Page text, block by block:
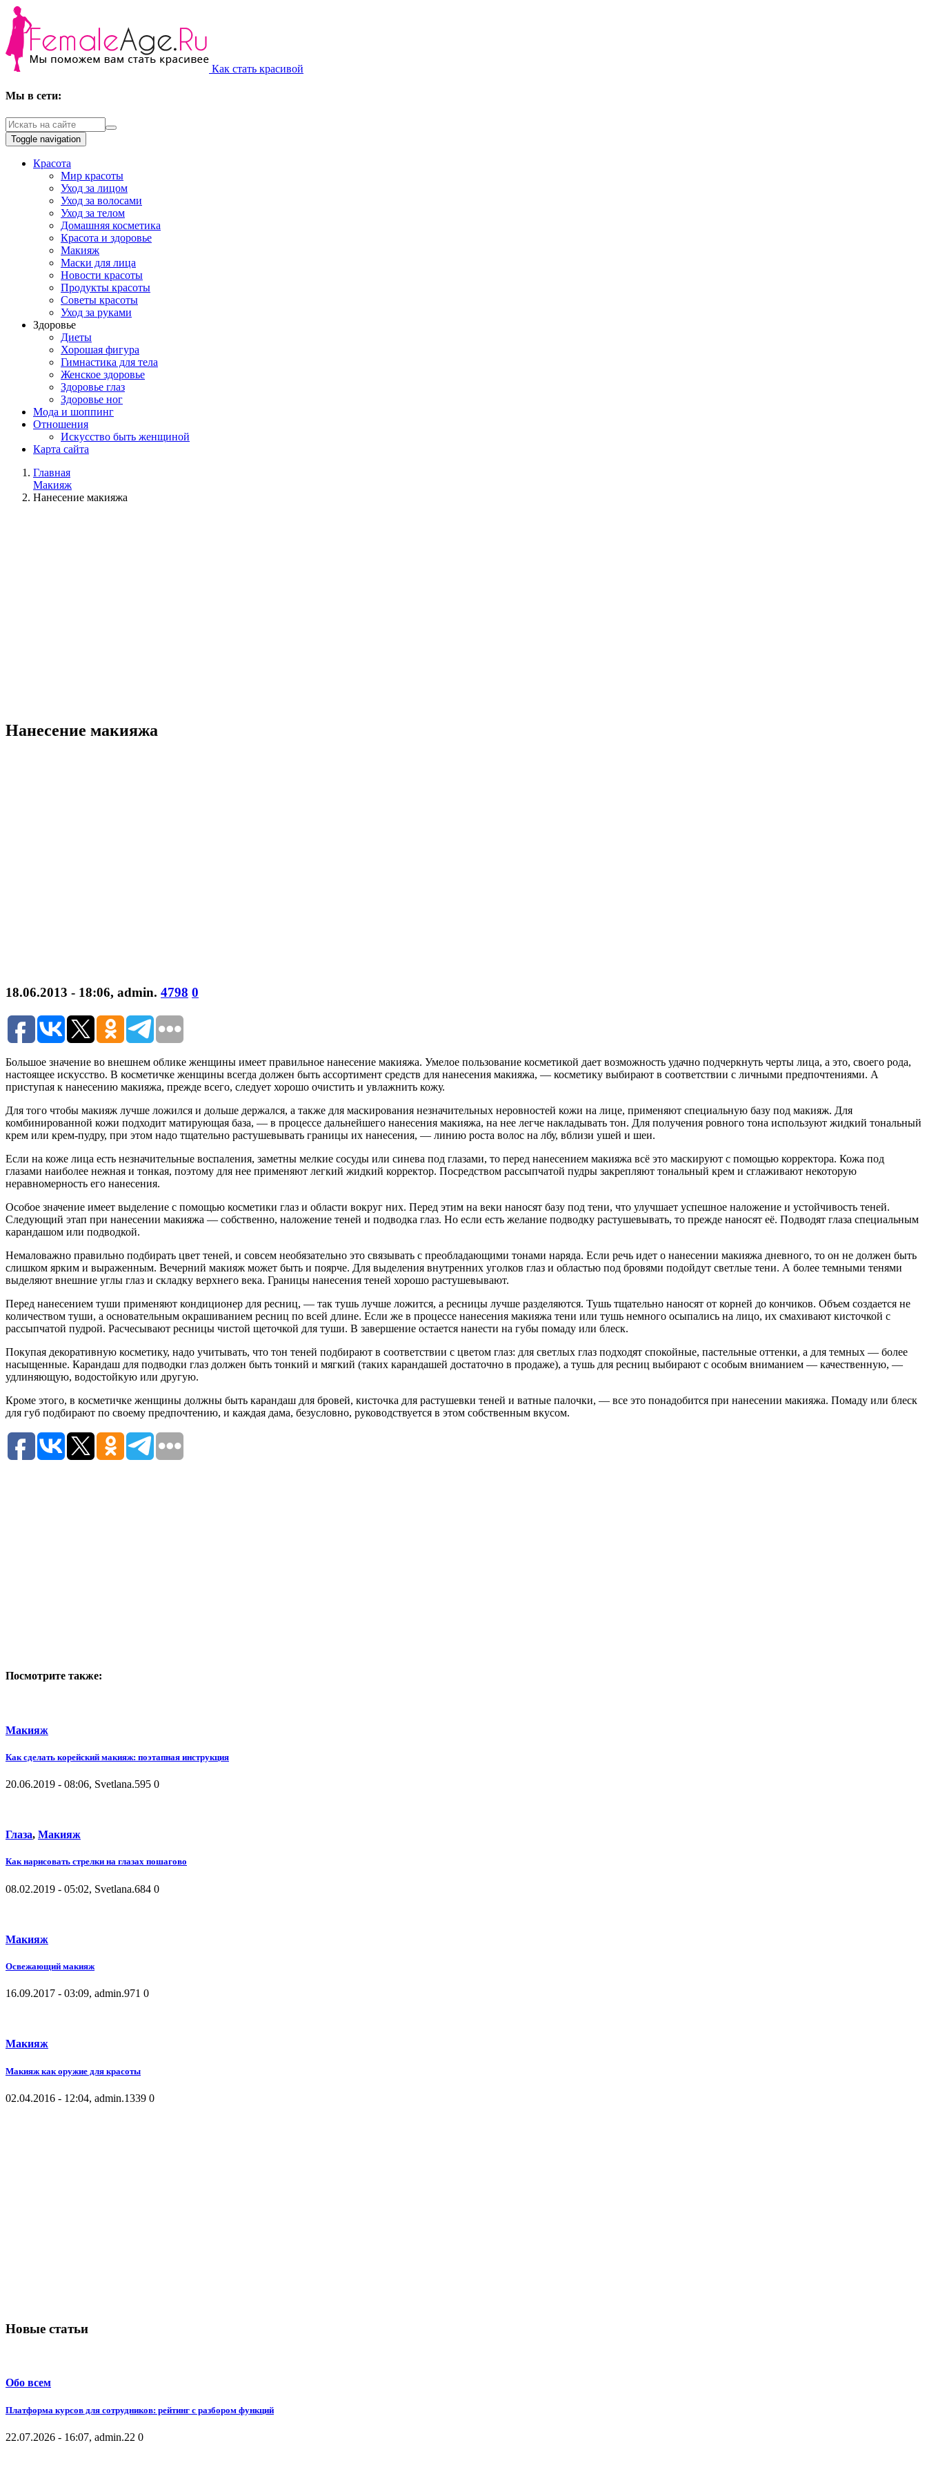
Как стать красивой
Мы в сети:
Toggle navigation
Красота
Мир красоты
Уход за лицом
Уход за волосами
Уход за телом
Домашняя косметика
Красота и здоровье
Макияж
Маски для лица
Новости красоты
Продукты красоты
Советы красоты
Уход за руками
Здоровье
Диеты
Хорошая фигура
Гимнастика для тела
Женское здоровье
Здоровье глаз
Здоровье ног
Мода и шоппинг
Отношения
Искусство быть женщиной
Карта сайта
Главная
Макияж
Нанесение макияжа
Нанесение макияжа
18.06.2013 - 18:06, admin. 4798 0
Большое значение во внешнем облике женщины имеет правильное нанесение макияжа. Умелое пользование косметикой дает возможность удачно подчеркнуть черты лица, а это, своего рода,
настоящее искусство. В косметичке женщины всегда должен быть ассортимент средств для нанесения макияжа, — косметику выбирают в соответствии с личными предпочтениями. А
приступая к нанесению макияжа, прежде всего, следует хорошо очистить и увлажнить кожу.
Для того чтобы макияж лучше ложился и дольше держался, а также для маскирования незначительных неровностей кожи на лице, применяют специальную базу под макияж. Для
комбинированной кожи подходит матирующая база, — в процессе дальнейшего нанесения макияжа, на нее легче накладывать тон. Для получения ровного тона используют жидкий тональный
крем или крем-пудру, при этом надо тщательно растушевывать границы их нанесения, — линию роста волос на лбу, вблизи ушей и шеи.
Если на коже лица есть незначительные воспаления, заметны мелкие сосуды или синева под глазами, то перед нанесением макияжа всё это маскируют с помощью корректора. Кожа под
глазами наиболее нежная и тонкая, поэтому для нее применяют легкий жидкий корректор. Посредством рассыпчатой пудры закрепляют тональный крем и сглаживают некоторую
неравномерность его нанесения.
Особое значение имеет выделение с помощью косметики глаз и области вокруг них. Перед этим на веки наносят базу под тени, что улучшает успешное наложение и устойчивость теней.
Следующий этап при нанесении макияжа — собственно, наложение теней и подводка глаз. Но если есть желание подводку растушевывать, то прежде наносят её. Подводят глаза специальным
карандашом или подводкой.
Немаловажно правильно подбирать цвет теней, и совсем необязательно это связывать с преобладающими тонами наряда. Если речь идет о нанесении макияжа дневного, то он не должен быть
слишком ярким и выраженным. Вечерний макияж может быть и поярче. Для выделения внутренних уголков глаз и областью под бровями подойдут светлые тени. А более темными тенями
выделяют внешние углы глаз и складку верхнего века. Границы нанесения теней хорошо растушевывают.
Перед нанесением туши применяют кондиционер для ресниц, — так тушь лучше ложится, а ресницы лучше разделяются. Тушь тщательно наносят от корней до кончиков. Объем создается не
количеством туши, а основательным окрашиванием ресниц по всей длине. Если же в процессе нанесения макияжа тени или тушь немного осыпались на лицо, их смахивают кисточкой с
рассыпчатой пудрой. Расчесывают ресницы чистой щеточкой для туши. В завершение остается нанести на губы помаду или блеск.
Покупая декоративную косметику, надо учитывать, что тон теней подбирают в соответствии с цветом глаз: для светлых глаз подходят спокойные, пастельные оттенки, а для темных — более
насыщенные. Карандаш для подводки глаз должен быть тонкий и мягкий (таких карандашей достаточно в продаже), а тушь для ресниц выбирают с особым вниманием — качественную, —
удлиняющую, водостойкую или другую.
Кроме этого, в косметичке женщины должны быть карандаш для бровей, кисточка для растушевки теней и ватные палочки, — все это понадобится при нанесении макияжа. Помаду или блеск
для губ подбирают по своему предпочтению, и каждая дама, безусловно, руководствуется в этом собственным вкусом.
Посмотрите также:
Макияж
Как сделать корейский макияж: поэтапная инструкция
20.06.2019 - 08:06, Svetlana.595 0
Глаза, Макияж
Как нарисовать стрелки на глазах пошагово
08.02.2019 - 05:02, Svetlana.684 0
Макияж
Освежающий макияж
16.09.2017 - 03:09, admin.971 0
Макияж
Макияж как оружие для красоты
02.04.2016 - 12:04, admin.1339 0
Новые статьи
Обо всем
Платформа курсов для сотрудников: рейтинг с разбором функций
22.07.2026 - 16:07, admin.22 0